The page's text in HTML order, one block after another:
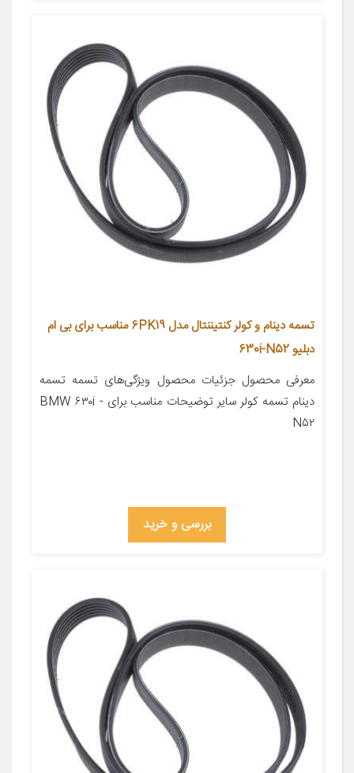
تسمه دینام و کولر کنتیننتال مدل 6PK19 مناسب برای بی ام
دبلیو 630i-N52
معرفی محصول جزئیات محصول ویژگی‌های تسمه تسمه
دینام تسمه کولر سایر توضیحات مناسب برای BMW ۶۳۰i -
N۵۲
بررسی و خرید